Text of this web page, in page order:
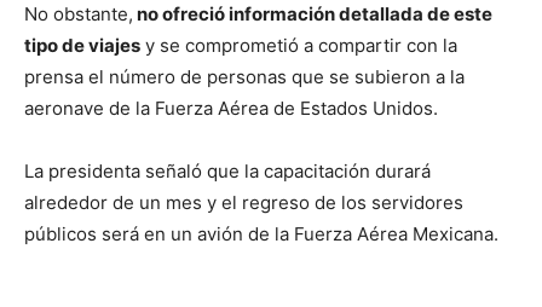
No obstante, no ofreció información detallada de este
tipo de viajes y se comprometió a compartir con la
prensa el número de personas que se subieron a la
aeronave de la Fuerza Aérea de Estados Unidos.
La presidenta señaló que la capacitación durará
alrededor de un mes y el regreso de los servidores
públicos será en un avión de la Fuerza Aérea Mexicana.